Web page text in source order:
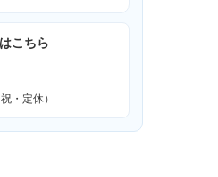
こちら
・定休）